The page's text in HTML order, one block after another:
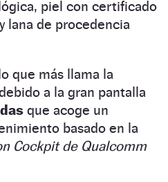
piel con certificado
lana de procedencia
que más llama la
a la gran pantalla
que acoge un
basado en la
Cockpit de Qualcomm